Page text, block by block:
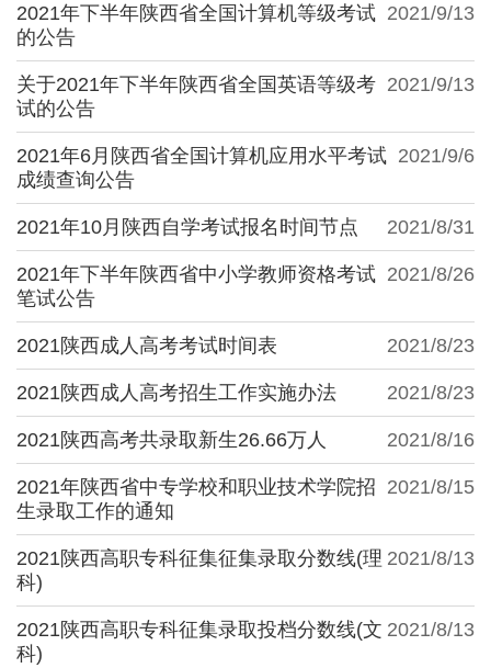
2021/9/13
2021年下半年陕西省全国计算机等级考试
的公告
2021/9/13
关于2021年下半年陕西省全国英语等级考
试的公告
2021/9/6
2021年6月陕西省全国计算机应用水平考试
成绩查询公告
2021/8/31
2021年10月陕西自学考试报名时间节点
2021/8/26
2021年下半年陕西省中小学教师资格考试
笔试公告
2021/8/23
2021陕西成人高考考试时间表
2021/8/23
2021陕西成人高考招生工作实施办法
2021/8/16
2021陕西高考共录取新生26.66万人
2021/8/15
2021年陕西省中专学校和职业技术学院招
生录取工作的通知
2021/8/13
2021陕西高职专科征集征集录取分数线(理
科)
2021/8/13
2021陕西高职专科征集录取投档分数线(文
科)